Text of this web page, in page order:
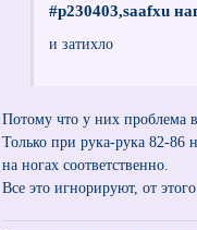
#p230403,saafxu
и затихло
Потому что у них проблема
Только при рука-рука 82-86
на ногах соответственно.
Все это игнорируют, от